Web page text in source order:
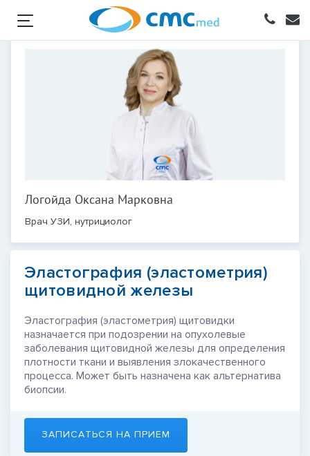
Логойда Оксана Марковна
Врач УЗИ, нутрициолог
Эластография (эластометрия)
щитовидной железы
Эластография (эластометрия) щитовидки
назначается при подозрении на опухолевые
заболевания щитовидной железы для определения
плотности ткани и выявления злокачественного
процесса. Может быть назначена как альтернатива
биопсии.
ЗАПИСАТЬСЯ НА ПРИЕМ